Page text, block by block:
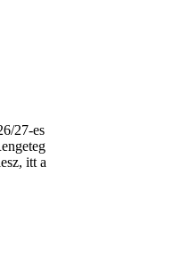
27-es
itt a